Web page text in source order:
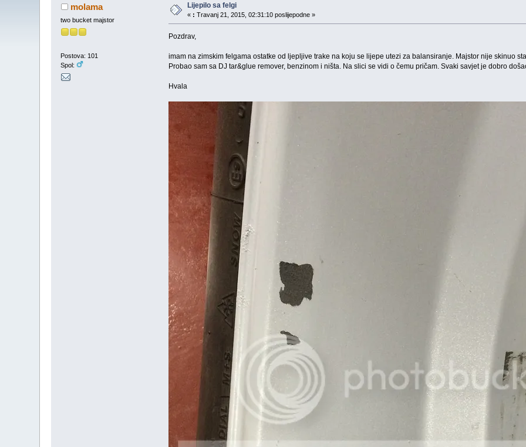
molama
two bucket majstor
Postova: 101
Spol:
Lijepilo sa felgi
« : Travanj 21, 2015, 02:31:10 poslijepodne »
Pozdrav,
imam na zimskim felgama ostatke od ljepljive trake na koju se lijepe utezi za balansiranje. Majstor nije skinuo
Probao sam sa DJ tar&glue remover, benzinom i ništa. Na slici se vidi o čemu pričam. Svaki savjet je dobro
Hvala